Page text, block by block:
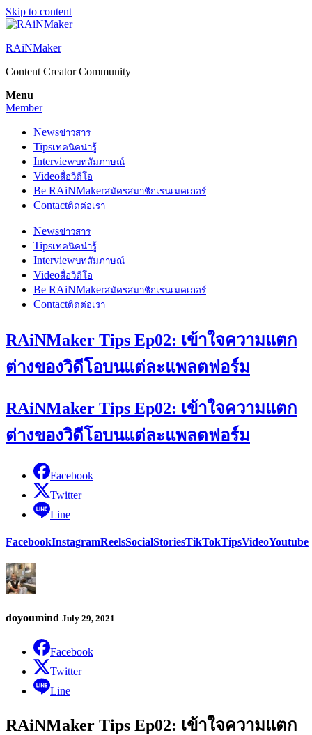
Skip to content
RAiNMaker
Content Creator Community
Menu
Member
Newsข่าวสาร
Tipsเทคนิคน่ารู้
Interviewบทสัมภาษณ์
Videoสื่อวีดีโอ
Be RAiNMakerสมัครสมาชิกเรนเมคเกอร์
Contactติดต่อเรา
Newsข่าวสาร
Tipsเทคนิคน่ารู้
Interviewบทสัมภาษณ์
Videoสื่อวีดีโอ
Be RAiNMakerสมัครสมาชิกเรนเมคเกอร์
Contactติดต่อเรา
RAiNMaker Tips Ep02: เข้าใจความแตก
ต่างของวิดีโอบนแต่ละแพลตฟอร์ม
RAiNMaker Tips Ep02: เข้าใจความแตก
ต่างของวิดีโอบนแต่ละแพลตฟอร์ม
Facebook
Twitter
Line
FacebookInstagramReelsSocialStoriesTikTokTipsVideoYoutube
doyoumind July 29, 2021
Facebook
Twitter
Line
RAiNMaker Tips Ep02: เข้าใจความแตก